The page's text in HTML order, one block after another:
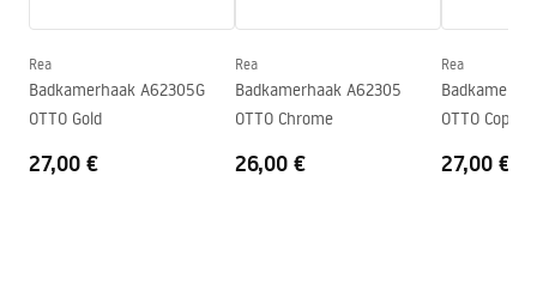
Rea
Badkamerhaak A62305G
OTTO Gold
27,00 €
Rea
Badkamerhaak A62305
OTTO Chrome
26,00 €
Rea
OTTO Copper
27,00 €